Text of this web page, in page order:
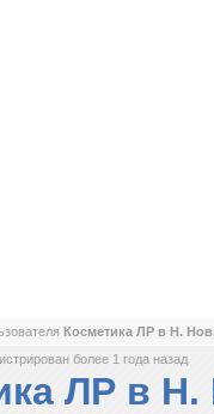
Косметика ЛР в Н.
более 1 года назад
ЛР в Н.